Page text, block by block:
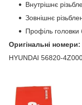
Внутрішнє
Зовнішнє
Профіль головки
Оригінальні номери:
HYUNDAI 56820-